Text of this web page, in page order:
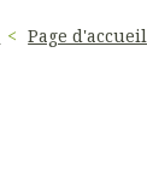
Page d'accueil